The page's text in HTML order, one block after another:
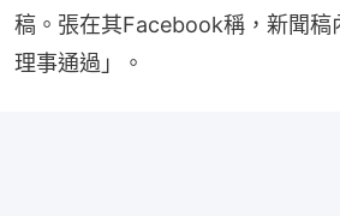
稿。張在其Facebook稱，新聞稿
理事通過」。